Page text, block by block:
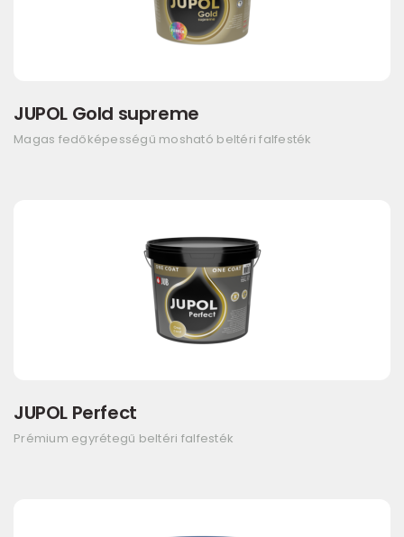
JUPOL Gold supreme
Magas fedőképességű mosható beltéri falfesték
JUPOL Perfect
Prémium egyrétegű beltéri falfesték